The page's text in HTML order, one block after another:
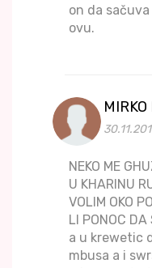
on da
ovu.
NEKO ME
U KHARINU
VOLIM OKO
LI PONOC
a u krewetic
mbusa a i